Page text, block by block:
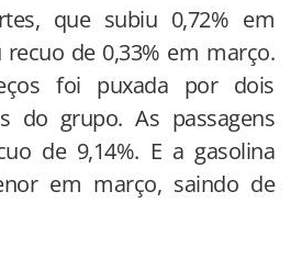
que subiu 0,72% em
de 0,33% em março.
foi puxada por dois
do grupo. As passagens
de 9,14%. E a gasolina
em março, saindo de